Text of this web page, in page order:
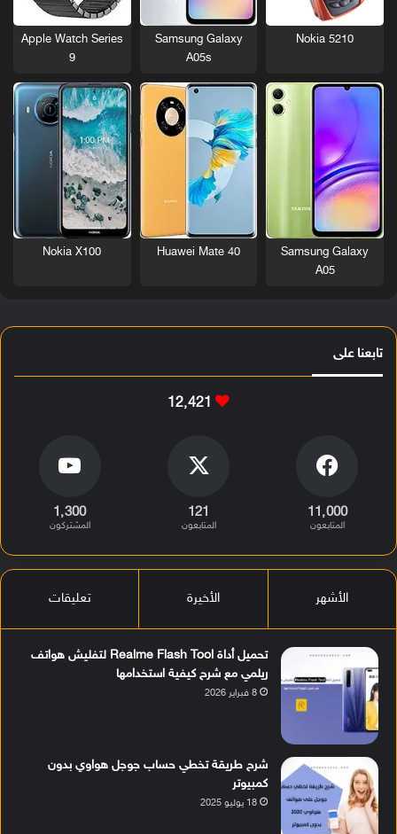
Nokia 5210
Samsung Galaxy
A05s
Apple Watch Series
9
Samsung Galaxy
A05
Huawei Mate 40
Nokia X100
تابعنا على
12٬421
11٬000
المتابعون
121
المتابعون
1٬300
المشتركون
الأشهر الأخيرة تعليقات
تحميل أداة Realme Flash Tool لتفليش هواتف
ريلمي مع شرح كيفية استخدامها
8 فبراير 2026
شرح طريقة تخطي حساب جوجل هواوي بدون
كمبيوتر
18 يوليو 2025